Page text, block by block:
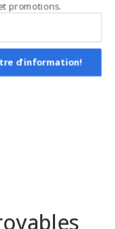
dans
promotions.
d'information!